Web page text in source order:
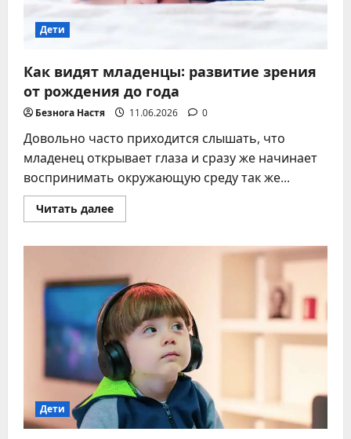
Дети
Как видят младенцы: развитие зрения
от рождения до года
Безнога Настя 11.06.2026 0
Довольно часто приходится слышать, что
младенец открывает глаза и сразу же начинает
воспринимать окружающую среду так же...
Читать далееПрочитать
больше
развитие
зрения
от
рождения
до
года
Дети